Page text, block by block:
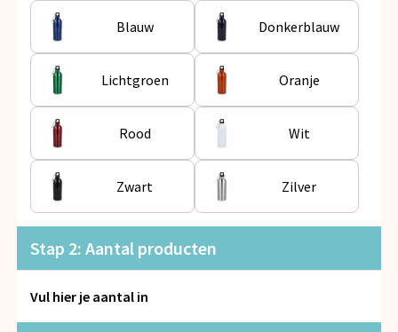
Snoepgoed
Spellen voor binnen en buiten
Veiligheid, Auto en Fiets
Vrije tijd en Strand
Anti-stress
Blauw Donkerblauw
Lichtgroen Oranje
Rood Wit
Zwart Zilver
Stap 2: Aantal producten
Vul hier je aantal in